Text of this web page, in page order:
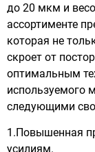
до 20 мкм и
ассортименте
которая не
скроет от
оптимальным
используемого
следующими
1.Повышенная
усилиям.